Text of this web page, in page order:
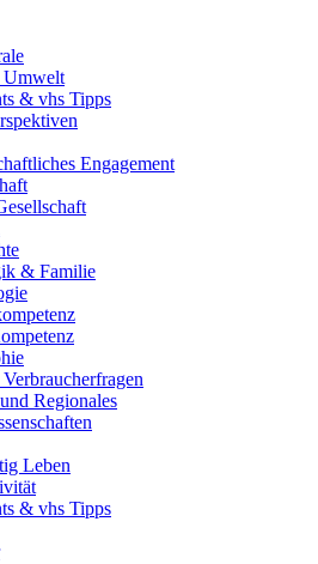
Umwelt
& vhs Tipps
Engagement
& Familie
Regionales
Leben
& vhs Tipps